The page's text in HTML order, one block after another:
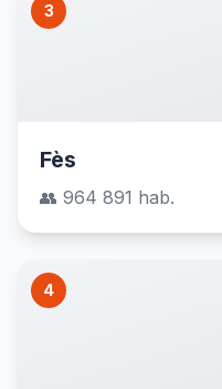
3
Fès
👥 964 891 hab.
4